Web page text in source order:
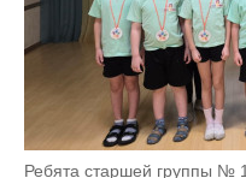
Ребята старшей группы №